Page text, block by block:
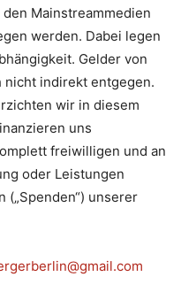
Mainstreammedien
werden. Dabei legen
Gelder von
nicht indirekt entgegen.
wir in diesem
uns
freiwilligen und an
oder Leistungen
(„Spenden“) unserer